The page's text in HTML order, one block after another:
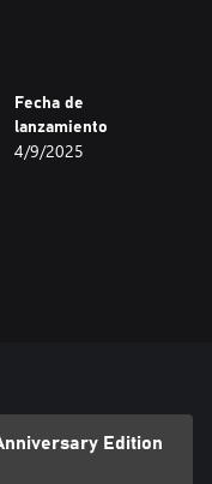
Fecha de
lanzamiento
4/9/2025
Edition